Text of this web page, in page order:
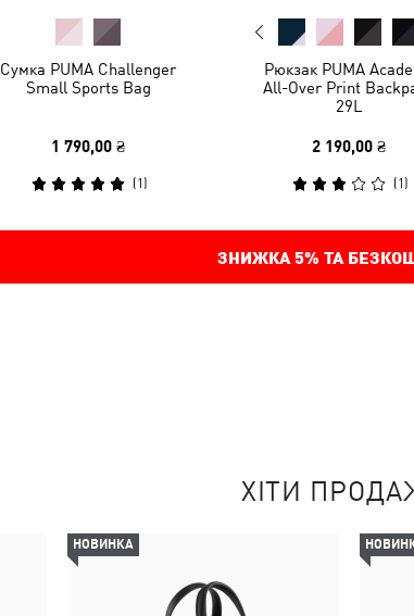
Сумка PUMA Challenger
Small Sports Bag
1 790,00 ₴
(1 )
Рюкзак PUMA
All-Over Print
29L
2 190,00 ₴
(1 )
ЗНИЖКА 5% ТА
ХІТИ
НОВИНКА